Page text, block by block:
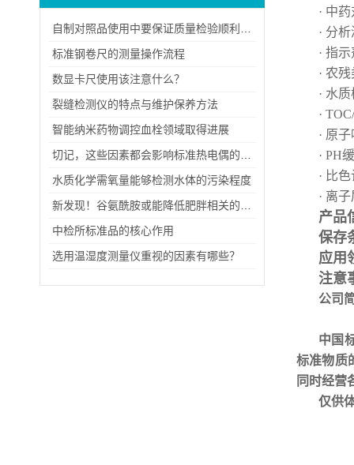
标准钢卷尺的测量操作流程
数显卡尺使用该注意什么？
裂缝检测仪的特点与维护保养方法
智能纳米药物调控血栓领域取得进展
水质化学需氧量能够检测水体的污染程度
中检所标准品的核心作用
选用温湿度测量仪重视的因素有哪些？
· 中
· 分
· 指
· 农
· 水
·
· 原
· PH
· 比
· 离
产品
保存
应用
注意
公司
中国
标准物质
同时经营
仅供